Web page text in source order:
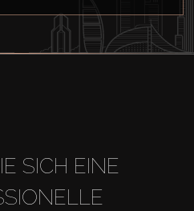
SICH EINE